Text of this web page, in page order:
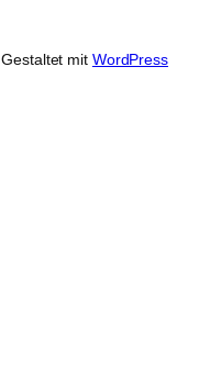
Gestaltet mit WordPress